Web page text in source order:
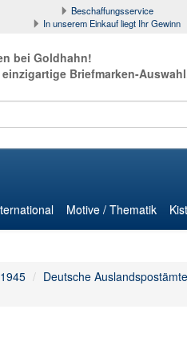
Beschaffungsservice
In unserem Einkauf liegt Ihr Gewinn
bei Goldhahn!
Briefmarken-
Motive / Thematik
Deutsche